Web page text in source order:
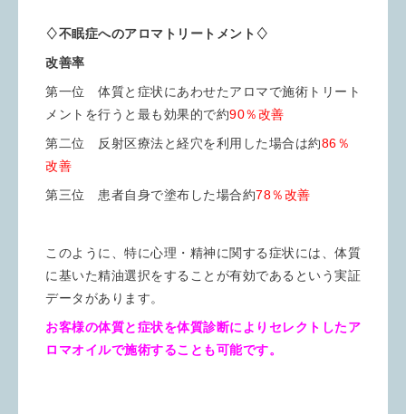
♢不眠症へのアロマトリートメント♢
改善率
第一位 体質と症状にあわせたアロマで施術トリート
メントを行うと最も効果的で約90％改善
第二位 反射区療法と経穴を利用した場合は約86％
改善
第三位 患者自身で塗布した場合約78％改善
このように、特に心理・精神に関する症状には、体質
に基いた精油選択をすることが有効であるという実証
データがあります。
お客様の体質と症状を体質診断によりセレクトしたア
ロマオイルで施術することも可能です。